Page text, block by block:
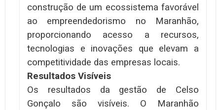
construção de um ecossistema favorável
ao empreendedorismo no Maranhão,
proporcionando acesso a recursos,
tecnologias e inovações que elevam a
competitividade das empresas locais.
Resultados Visíveis
Os resultados da gestão de Celso
Gonçalo são visíveis. O Maranhão